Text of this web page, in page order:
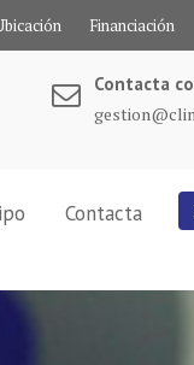
Financiación
Contacta
Contacta